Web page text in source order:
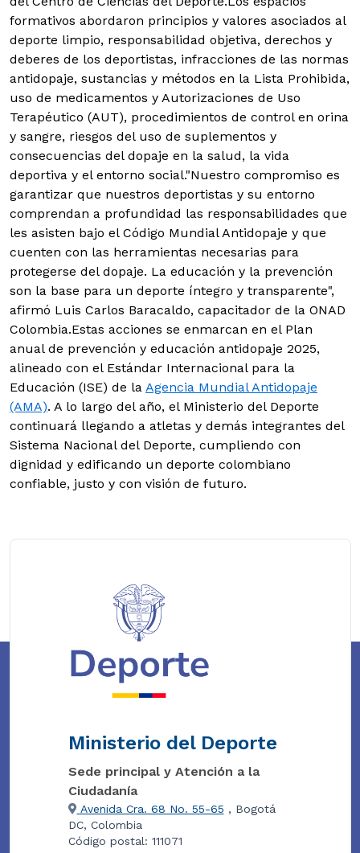
formativos abordaron principios y valores asociados al
deporte limpio, responsabilidad objetiva, derechos y
deberes de los deportistas, infracciones de las normas
antidopaje, sustancias y métodos en la Lista Prohibida,
uso de medicamentos y Autorizaciones de Uso
Terapéutico (AUT), procedimientos de control en orina
y sangre, riesgos del uso de suplementos y
consecuencias del dopaje en la salud, la vida
deportiva y el entorno social."Nuestro compromiso es
garantizar que nuestros deportistas y su entorno
comprendan a profundidad las responsabilidades que
les asisten bajo el Código Mundial Antidopaje y que
cuenten con las herramientas necesarias para
protegerse del dopaje. La educación y la prevención
son la base para un deporte íntegro y transparente",
afirmó Luis Carlos Baracaldo, capacitador de la ONAD
Colombia.Estas acciones se enmarcan en el Plan
anual de prevención y educación antidopaje 2025,
alineado con el Estándar Internacional para la
Educación (ISE) de la Agencia Mundial Antidopaje
(AMA). A lo largo del año, el Ministerio del Deporte
continuará llegando a atletas y demás integrantes del
Sistema Nacional del Deporte, cumpliendo con
dignidad y edificando un deporte colombiano
confiable, justo y con visión de futuro.
Ministerio del Deporte
Sede principal y Atención a la
Ciudadanía
Avenida Cra. 68 No. 55-65 , Bogotá
DC, Colombia
Código postal: 111071